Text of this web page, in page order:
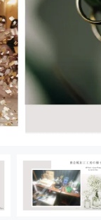
CAMPFIRE for
CAMPFIREふ